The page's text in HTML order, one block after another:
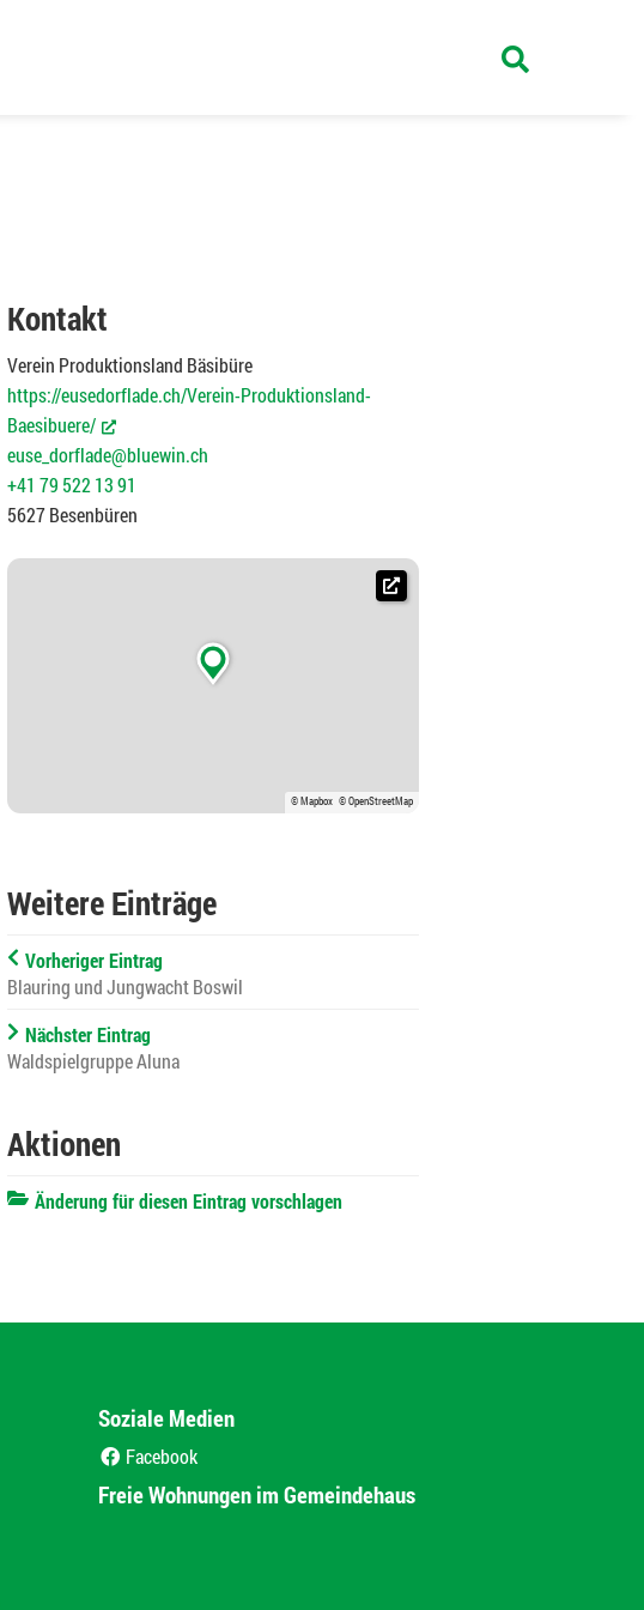
Kontakt
Verein Produktionsland Bäsibüre
https://eusedorflade.ch/Verein-Produktionsland-
Baesibuere/
(External Link)
euse_dorflade@bluewin.ch
+41 79 522 13 91
5627 Besenbüren

© Mapbox © OpenStreetMap
Weitere Einträge
Vorheriger Eintrag
Blauring und Jungwacht Boswil
Nächster Eintrag
Waldspielgruppe Aluna
Aktionen
Änderung für diesen Eintrag vorschlagen
Soziale Medien
Facebook
Freie Wohnungen im Gemeindehaus